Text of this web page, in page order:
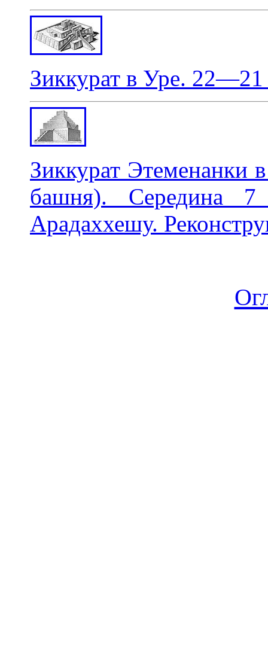
Зиккурат в Уре. 22—21
Зиккурат Этеменанки
башня). Середина
Арадаххешу.